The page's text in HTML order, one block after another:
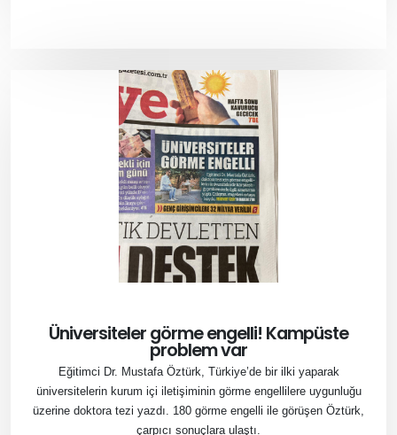
Üniversiteler görme engelli! Kampüste
problem var
Eğitimci Dr. Mustafa Öztürk, Türkiye’de bir ilki yaparak
üniversitelerin kurum içi iletişiminin görme engellilere uygunluğu
üzerine doktora tezi yazdı. 180 görme engelli ile görüşen Öztürk,
çarpıcı sonuçlara ulaştı.